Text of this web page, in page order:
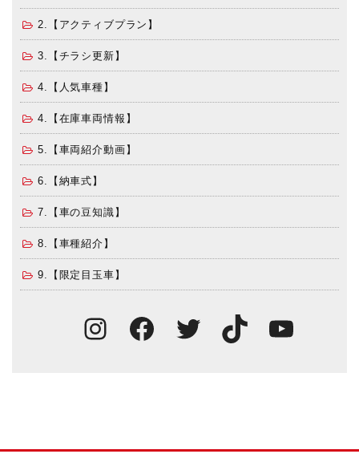
2.【アクティブプラン】
3.【チラシ更新】
4.【人気車種】
4.【在庫車両情報】
5.【車両紹介動画】
6.【納車式】
7.【車の豆知識】
8.【車種紹介】
9.【限定目玉車】
Instagram
Facebook
TwitterTikTok